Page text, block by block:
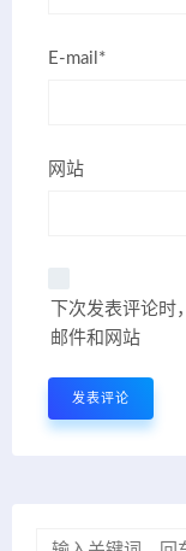
E-mail*
网站
下次发表评论
邮件和网站